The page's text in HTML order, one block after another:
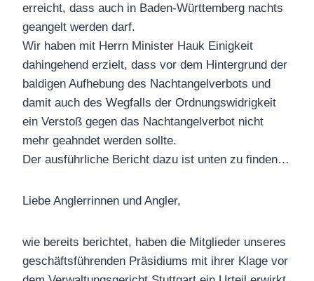
erreicht, dass auch in Baden-Württemberg nachts
geangelt werden darf.
Wir haben mit Herrn Minister Hauk Einigkeit
dahingehend erzielt, dass vor dem Hintergrund der
baldigen Aufhebung des Nachtangelverbots und
damit auch des Wegfalls der Ordnungswidrigkeit
ein Verstoß gegen das Nachtangelverbot nicht
mehr geahndet werden sollte.
Der ausführliche Bericht dazu ist unten zu finden…
Liebe Anglerrinnen und Angler,
wie bereits berichtet, haben die Mitglieder unseres
geschäftsführenden Präsidiums mit ihrer Klage vor